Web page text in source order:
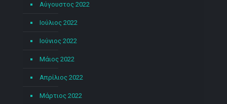
Αύγουστος 2022
Ιούλιος 2022
Ιούνιος 2022
Μάιος 2022
Απρίλιος 2022
Μάρτιος 2022